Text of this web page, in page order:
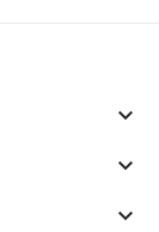
keyboard_arrow_down
keyboard_arrow_down
keyboard_arrow_down